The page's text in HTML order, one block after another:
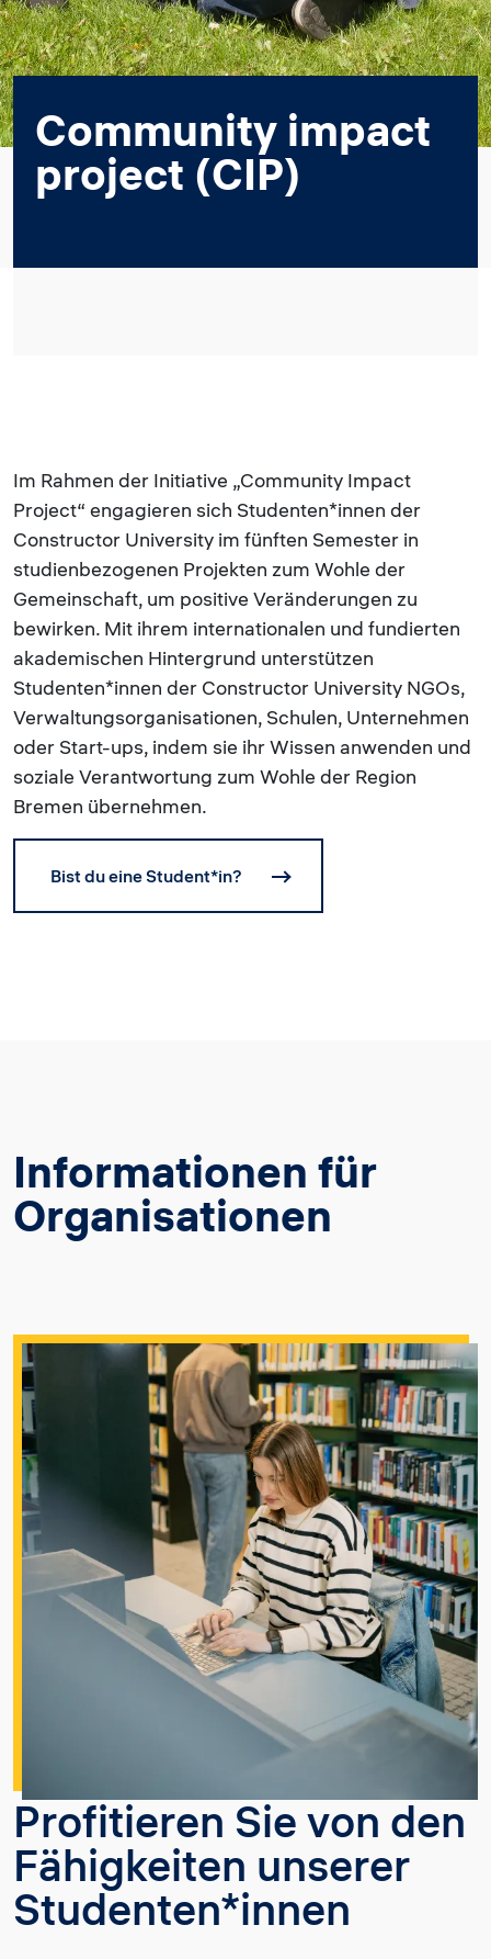
Community impact
project (CIP)
Im Rahmen der Initiative „Community Impact
Project“ engagieren sich Studenten*innen der
Constructor University im fünften Semester in
studienbezogenen Projekten zum Wohle der
Gemeinschaft, um positive Veränderungen zu
bewirken. Mit ihrem internationalen und fundierten
akademischen Hintergrund unterstützen
Studenten*innen der Constructor University NGOs,
Verwaltungsorganisationen, Schulen, Unternehmen
oder Start-ups, indem sie ihr Wissen anwenden und
soziale Verantwortung zum Wohle der Region
Bremen übernehmen.
Bist du eine Student*in?
Informationen für
Organisationen
Profitieren Sie von den
Fähigkeiten unserer
Studenten*innen